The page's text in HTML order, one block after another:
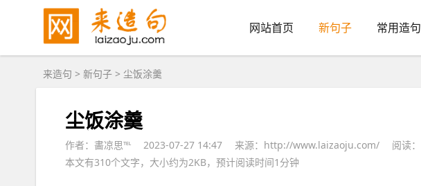
网站首页 新句子 常用造句
来造句 > 新句子 > 尘饭涂羹
尘饭涂羹
作者：畵凉思℡ 2023-07-27 14:47 来源：http://www.laizaoju.com/
阅读：
本文有310个文字，大小约为2KB，预计阅读时间1分钟